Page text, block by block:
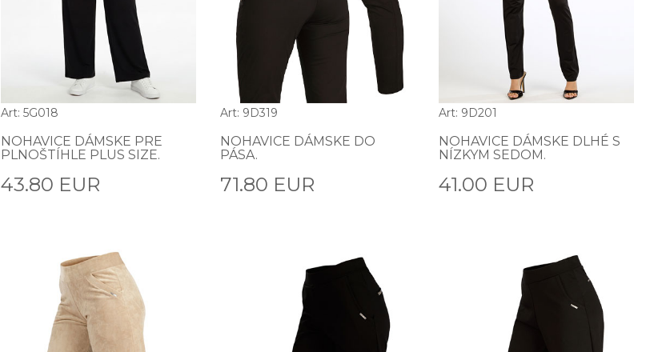
Art: 5G018
NOHAVICE DÁMSKE PRE
PLNOŠTÍHLE PLUS SIZE.
43.80 EUR
Art: 9D319
NOHAVICE DÁMSKE DO
PÁSA.
71.80 EUR
Art: 9D201
NOHAVICE DÁMSKE DLHÉ S
NÍZKYM SEDOM.
41.00 EUR